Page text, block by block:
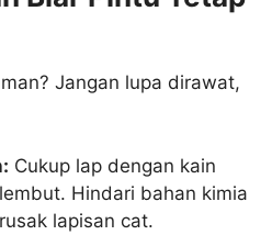
Jangan lupa dirawat,
Cukup lap dengan kain
Hindari bahan kimia
lapisan cat.